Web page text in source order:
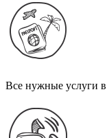
Все нужные услуги